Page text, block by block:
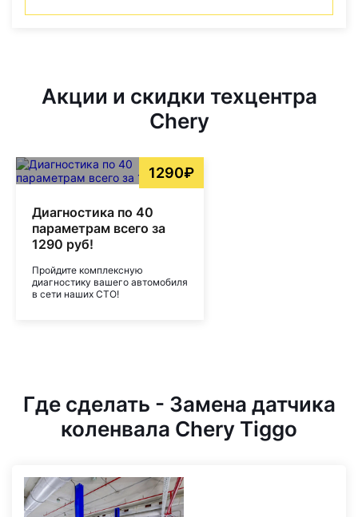
Акции и скидки техцентра
Chery
1290₽
Диагностика по 40
параметрам всего за
1290 руб!
Пройдите комплексную
диагностику вашего автомобиля
в сети наших СТО!
Где сделать - Замена датчика
коленвала Chery Tiggo